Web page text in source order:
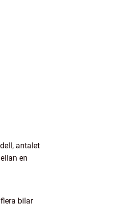
antalet
en
bilar